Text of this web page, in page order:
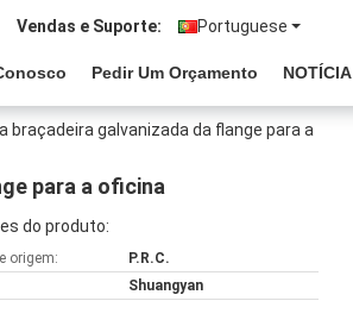
Portuguese
Vendas e Suporte:
Pedir Um Orçamento NOTÍCIA
braçadeira galvanizada da flange para a
para a oficina
do produto:
origem:
P.R.C.
Shuangyan